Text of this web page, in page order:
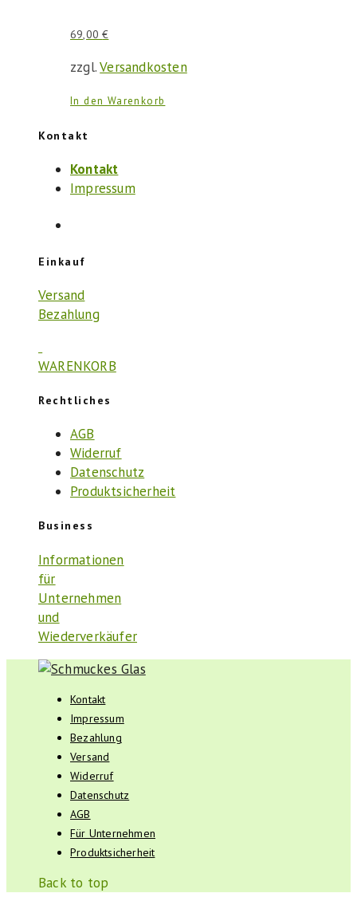
69,00€
zzgl.Versandkosten
In den Warenkorb
Kontakt
Kontakt
Impressum
Einkauf
Versand
Bezahlung
WARENKORB
Rechtliches
AGB
Widerruf
Datenschutz
Produktsicherheit
Business
Informationen
für
Unternehmen
und
Wiederverkäufer
Kontakt
Impressum
Bezahlung
Versand
Widerruf
Datenschutz
AGB
Für Unternehmen
Produktsicherheit
Back to top